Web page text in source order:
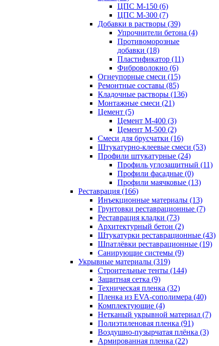
ЦПС М-150 (6)
ЦПС М-300 (7)
Добавки в растворы (39)
Упрочнители бетона (4)
Противоморозные
добавки (18)
Пластификатор (11)
Фиброволокно (6)
Огнеупорные смеси (15)
Ремонтные составы (85)
Кладочные растворы (136)
Монтажные смеси (21)
Цемент (5)
Цемент М-400 (3)
Цемент М-500 (2)
Смеси для брусчатки (16)
Штукатурно-клеевые смеси (53)
Профили штукатурные (24)
Профиль углозащитный (11)
Профили фасадные (0)
Профили маячковые (13)
Реставрация (166)
Инъекционные материалы (13)
Грунтовки реставрационные (7)
Реставрация кладки (73)
Архитектурный бетон (2)
Штукатурки реставрационные (43)
Шпатлёвки реставрационные (19)
Санирующие системы (9)
Укрывные материалы (319)
Строительные тенты (144)
Защитная сетка (9)
Техническая пленка (32)
Пленка из EVA-сополимера (40)
Комплектующие (4)
Нетканый укрывной материал (7)
Полиэтиленовая пленка (91)
Воздушно-пузырчатая плёнка (3)
Армированная пленка (22)